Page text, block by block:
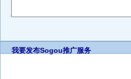
我要发布Sogou推广服务